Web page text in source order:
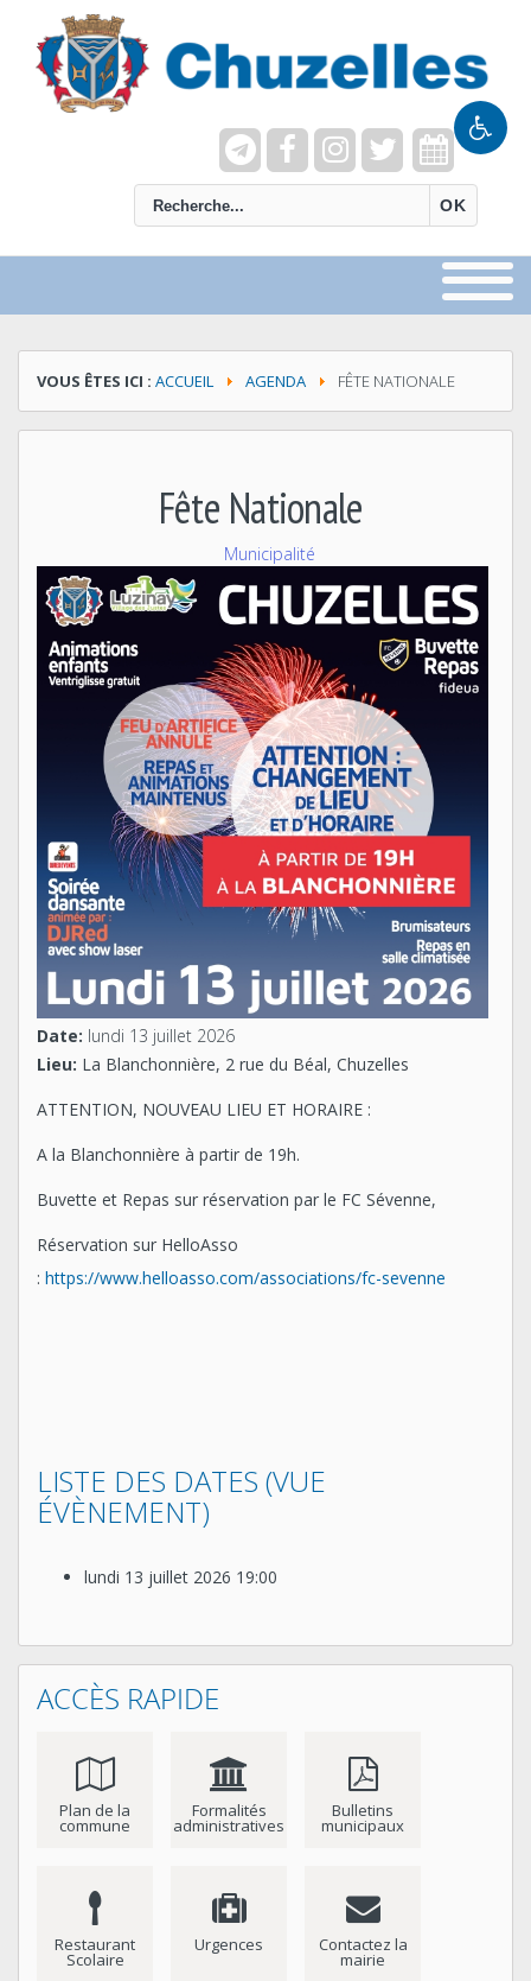
OK
VOUS ÊTES ICI : ACCUEIL AGENDA FÊTE NATIONALE
Fête Nationale
Municipalité
Date: lundi 13 juillet 2026
Lieu: La Blanchonnière, 2 rue du Béal, Chuzelles
ATTENTION, NOUVEAU LIEU ET HORAIRE :
A la Blanchonnière à partir de 19h.
Buvette et Repas sur réservation par le FC Sévenne,
Réservation sur HelloAsso
: https://www.helloasso.com/associations/fc-sevenne
LISTE DES DATES (VUE
ÉVÈNEMENT)
lundi 13 juillet 2026 19:00
ACCÈS RAPIDE
Plan de la
commune
Formalités
administratives
Bulletins
municipaux
Restaurant
Scolaire
Urgences Contactez la
mairie